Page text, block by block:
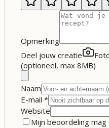
Opmerking
Deel jouw creatie
(optioneel, max 8MB)
Naam
E-mail *
Website
Mijn beoordeling